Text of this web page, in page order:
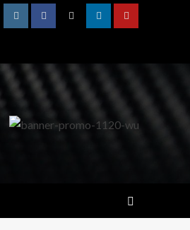
InstagramFacebookTwitterLinkedinYoutube